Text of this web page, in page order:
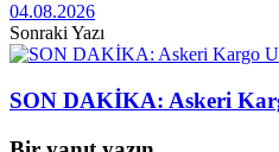
04.08.2026
Sonraki Yazı
SON DAKİKA: Askeri